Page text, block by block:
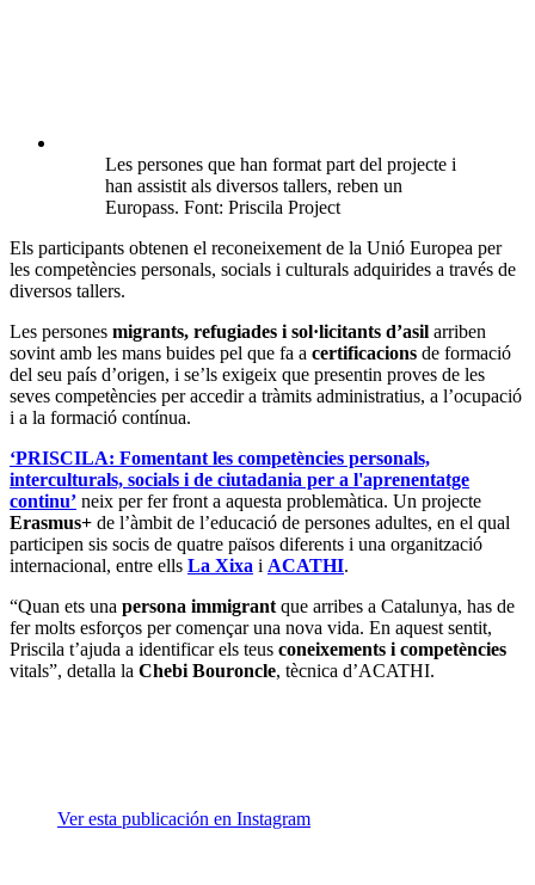
Les persones que han format part del projecte i
han assistit als diversos tallers, reben un
Europass. Font: Priscila Project
Els participants obtenen el reconeixement de la Unió Europea per
les competències personals, socials i culturals adquirides a través de
diversos tallers.
Les persones migrants, refugiades i sol·licitants d’asil arriben
sovint amb les mans buides pel que fa a certificacions de formació
del seu país d’origen, i se’ls exigeix que presentin proves de les
seves competències per accedir a tràmits administratius, a l’ocupació
i a la formació contínua.
‘PRISCILA: Fomentant les competències personals,
interculturals, socials i de ciutadania per a l'aprenentatge
continu’ neix per fer front a aquesta problemàtica. Un projecte
Erasmus+ de l’àmbit de l’educació de persones adultes, en el qual
participen sis socis de quatre països diferents i una organització
internacional, entre ells La Xixa i ACATHI.
“Quan ets una persona immigrantque arribes a Catalunya, has de
fer molts esforços per començar una nova vida. En aquest sentit,
Priscila t’ajuda a identificar els teus coneixements i competències
vitals”, detalla la Chebi Bouroncle, tècnica d’ACATHI.
Ver esta publicación en Instagram